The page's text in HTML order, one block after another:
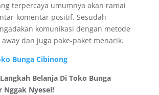
terpercaya umumnya akan ramai
komentar positif. Sesudah
komunikasi dengan metode
dan juga pake-paket menarik.
Bunga Cibinong
Belanja Di Toko Bunga
Nggak Nyesel!